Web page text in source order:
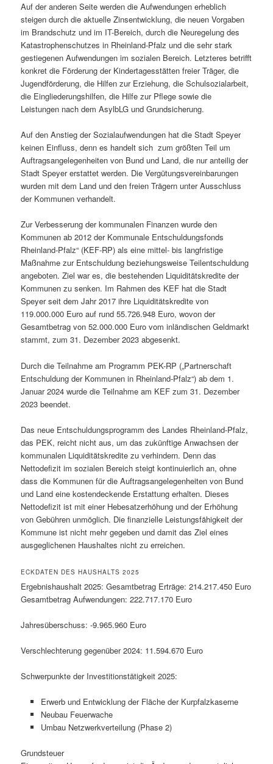
Auf der anderen Seite werden die Aufwendungen erheblich
steigen durch die aktuelle Zinsentwicklung, die neuen Vorgaben
im Brandschutz und im IT-Bereich, durch die Neuregelung des
Katastrophenschutzes in Rheinland-Pfalz und die sehr stark
gestiegenen Aufwendungen im sozialen Bereich. Letzteres betrifft
konkret die Förderung der Kindertagesstätten freier Träger, die
Jugendförderung, die Hilfen zur Erziehung, die Schulsozialarbeit,
die Eingliederungshilfen, die Hilfe zur Pflege sowie die
Leistungen nach dem AsylbLG und Grundsicherung.
Auf den Anstieg der Sozialaufwendungen hat die Stadt Speyer
keinen Einfluss, denn es handelt sich zum größten Teil um
Auftragsangelegenheiten von Bund und Land, die nur anteilig der
Stadt Speyer erstattet werden. Die Vergütungsvereinbarungen
wurden mit dem Land und den freien Trägern unter Ausschluss
der Kommunen verhandelt.
Zur Verbesserung der kommunalen Finanzen wurde den
Kommunen ab 2012 der Kommunale Entschuldungsfonds
Rheinland-Pfalz“ (KEF-RP) als eine mittel- bis langfristige
Maßnahme zur Entschuldung beziehungsweise Teilentschuldung
angeboten. Ziel war es, die bestehenden Liquiditätskredite der
Kommunen zu senken. Im Rahmen des KEF hat die Stadt
Speyer seit dem Jahr 2017 ihre Liquiditätskredite von
119.000.000 Euro auf rund 55.726.948 Euro, wovon der
Gesamtbetrag von 52.000.000 Euro vom inländischen Geldmarkt
stammt, zum 31. Dezember 2023 abgesenkt.
Durch die Teilnahme am Programm PEK-RP („Partnerschaft
Entschuldung der Kommunen in Rheinland-Pfalz“) ab dem 1.
Januar 2024 wurde die Teilnahme am KEF zum 31. Dezember
2023 beendet.
Das neue Entschuldungsprogramm des Landes Rheinland-Pfalz,
das PEK, reicht nicht aus, um das zukünftige Anwachsen der
kommunalen Liquiditätskredite zu verhindern. Denn das
Nettodefizit im sozialen Bereich steigt kontinuierlich an, ohne
dass die Kommunen für die Auftragsangelegenheiten von Bund
und Land eine kostendeckende Erstattung erhalten. Dieses
Nettodefizit ist mit einer Hebesatzerhöhung und der Erhöhung
von Gebühren unmöglich. Die finanzielle Leistungsfähigkeit der
Kommune ist nicht mehr gegeben und damit das Ziel eines
ausgeglichenen Haushaltes nicht zu erreichen.
ECKDATEN DES HAUSHALTS 2025
Ergebnishaushalt 2025: Gesamtbetrag Erträge: 214.217.450 Euro
Gesamtbetrag Aufwendungen: 222.717.170 Euro
Jahresüberschuss: -9.965.960 Euro
Verschlechterung gegenüber 2024: 11.594.670 Euro
Schwerpunkte der Investitionstätigkeit 2025:
Erwerb und Entwicklung der Fläche der Kurpfalzkaserne
Neubau Feuerwache
Umbau Netzwerkverteilung (Phase 2)
Grundsteuer